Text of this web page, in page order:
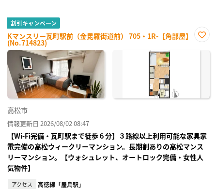
割引キャンペーン
Kマンスリー瓦町駅前（金毘羅街道前） 705・1R-【角部屋】
(No.714823)
に入
高松市
情報更新日 2026/08/02 08:47
【Wi-Fi完備・瓦町駅まで徒歩６分】３路線以上利用可能な家具家
電完備の高松ウィークリーマンション。長期割ありの高松マンス
リーマンション。【ウォシュレット、オートロック完備・女性人
気物件】
アクセス 高徳線「屋島駅」